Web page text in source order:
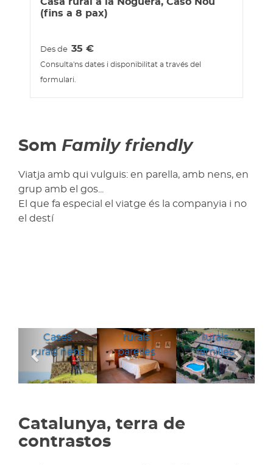
Casa rural a la Noguera, Caso Nou
(fins a 8 pax)
Des de 35€
Consulta'ns dates i disponibilitat a través del
formulari.
Som Family friendly
Viatja amb qui vulguis: en parella, amb nens, en
grup amb el gos...
El que fa especial el viatge és la companyia i no
el destí
Cases
rurals nens
rurals
parelles
rurals
families
Anterior
Catalunya, terra de
contrastos